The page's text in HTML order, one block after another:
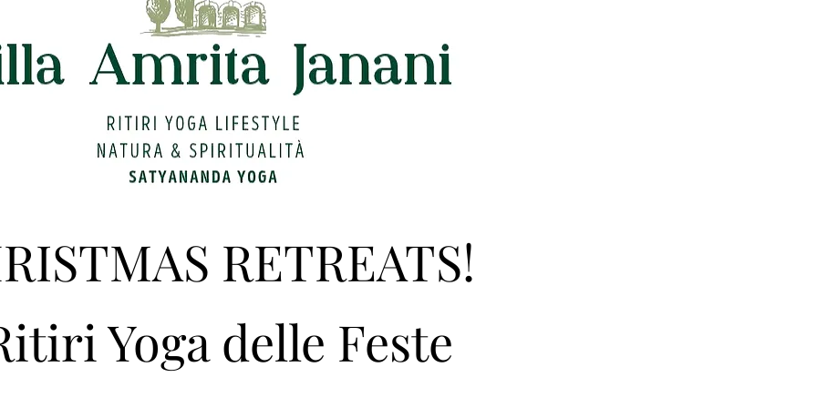
RETREATS!
Yoga delle Feste